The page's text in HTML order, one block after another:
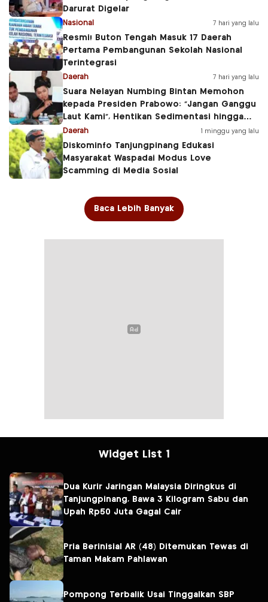
Darurat Digelar
Nasional 7 hari yang lalu
Resmi! Buton Tengah Masuk 17 Daerah
Pertama Pembangunan Sekolah Nasional
Terintegrasi
Daerah 7 hari yang lalu
Suara Nelayan Numbing Bintan Memohon
kepada Presiden Prabowo: “Jangan Ganggu
Laut Kami”, Hentikan Sedimentasi hingga
Ancam Ruang Hidup Pesisir
Daerah 1 minggu yang lalu
Diskominfo Tanjungpinang Edukasi
Masyarakat Waspadai Modus Love
Scamming di Media Sosial
Baca Lebih Banyak
Widget List 1
Dua Kurir Jaringan Malaysia Diringkus di
Tanjungpinang, Bawa 3 Kilogram Sabu dan
Upah Rp50 Juta Gagal Cair
Pria Berinisial AR (48) Ditemukan Tewas di
Taman Makam Pahlawan
Pompong Terbalik Usai Tinggalkan SBP